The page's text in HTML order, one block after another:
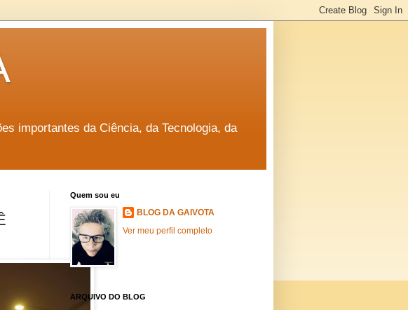
importantes da Ciência, da Tecnologia, da
Quem sou eu
BLOG DA GAIVOTA
Ver meu perfil completo
ARQUIVO DO BLOG